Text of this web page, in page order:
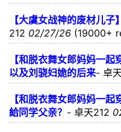
【大虞女战神的废材儿
212 02/27/26 (19000+
【和脱衣舞女郎妈妈一
以及刘骁妇姽的后来- 卓
【和脱衣舞女郎妈妈一
給同学父亲？ - 卓天212